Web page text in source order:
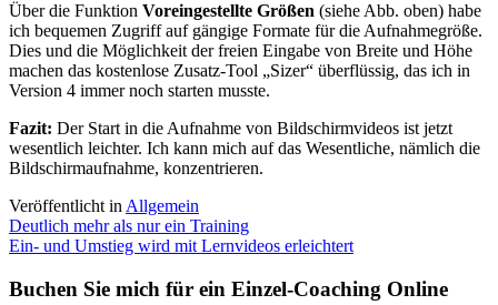
Über die Funktion Voreingestellte Größen (siehe Abb. oben) habe
ich bequemen Zugriff auf gängige Formate für die Aufnahmegröße.
Dies und die Möglichkeit der freien Eingabe von Breite und Höhe
machen das kostenlose Zusatz-Tool „Sizer“ überflüssig, das ich in
Version 4 immer noch starten musste.
Fazit: Der Start in die Aufnahme von Bildschirmvideos ist jetzt
wesentlich leichter. Ich kann mich auf das Wesentliche, nämlich die
Bildschirmaufnahme, konzentrieren.
Veröffentlicht inAllgemein
Beitragsnavigation
Deutlich mehr als nur ein Training
Ein- und Umstieg wird mit Lernvideos erleichtert
Buchen Sie mich für ein Einzel-Coaching Online